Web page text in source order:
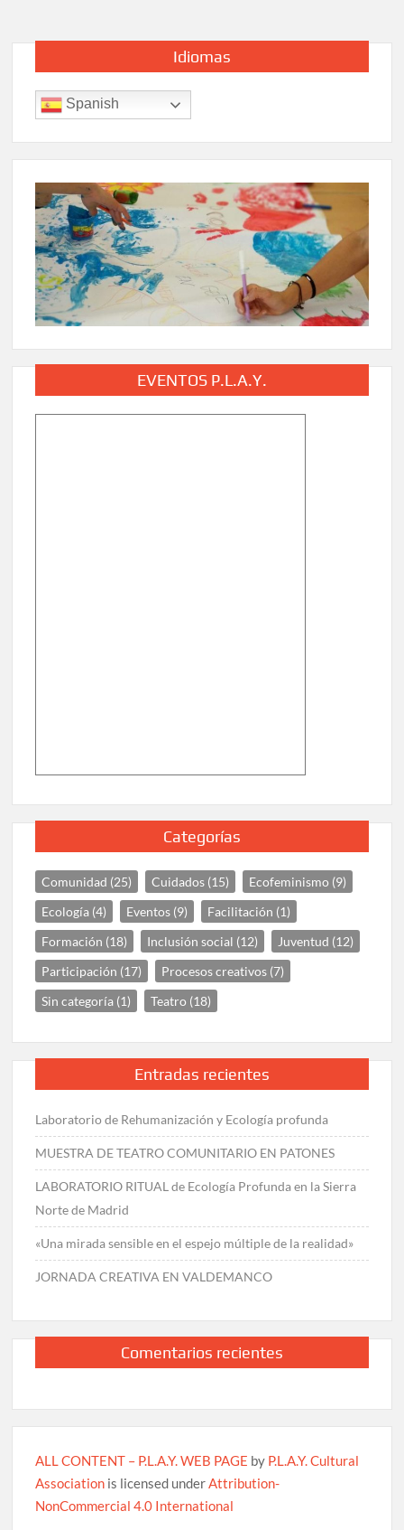
Idiomas
Spanish
EVENTOS P.L.A.Y.
Categorías
Comunidad (25) Cuidados (15) Ecofeminismo (9)
Ecología (4) Eventos (9) Facilitación (1)
Formación (18) Inclusión social (12) Juventud (12)
Participación (17) Procesos creativos (7)
Sin categoría (1) Teatro (18)
Entradas recientes
Laboratorio de Rehumanización y Ecología profunda
MUESTRA DE TEATRO COMUNITARIO EN PATONES
LABORATORIO RITUAL de Ecología Profunda en la Sierra
Norte de Madrid
«Una mirada sensible en el espejo múltiple de la realidad»
JORNADA CREATIVA EN VALDEMANCO
Comentarios recientes
ALL CONTENT – P.L.A.Y. WEB PAGE by P.L.A.Y. Cultural
Association is licensed underAttribution-
NonCommercial 4.0 International